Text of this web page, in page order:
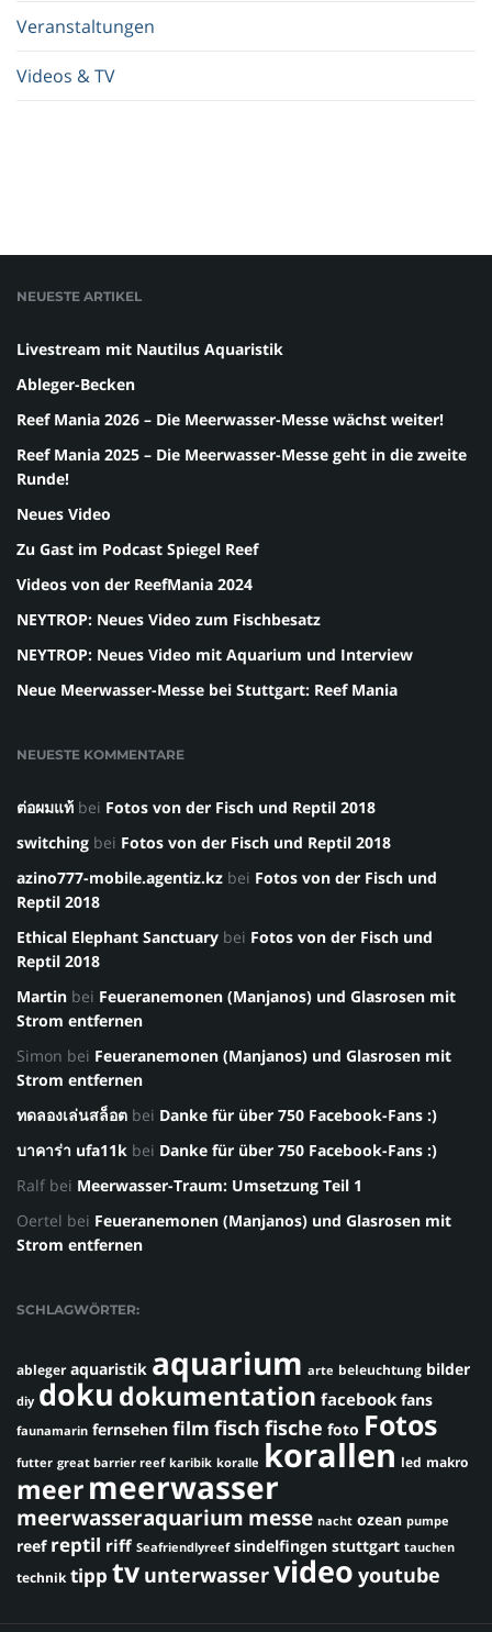
Veranstaltungen
Videos & TV
NEUESTE ARTIKEL
Livestream mit Nautilus Aquaristik
Ableger-Becken
Reef Mania 2026 – Die Meerwasser-Messe wächst weiter!
Reef Mania 2025 – Die Meerwasser-Messe geht in die zweite
Runde!
Neues Video
Zu Gast im Podcast Spiegel Reef
Videos von der ReefMania 2024
NEYTROP: Neues Video zum Fischbesatz
NEYTROP: Neues Video mit Aquarium und Interview
Neue Meerwasser-Messe bei Stuttgart: Reef Mania
NEUESTE KOMMENTARE
ต่อผมแท้ bei Fotos von der Fisch und Reptil 2018
switching bei Fotos von der Fisch und Reptil 2018
azino777-mobile.agentiz.kz bei Fotos von der Fisch und
Reptil 2018
Ethical Elephant Sanctuary bei Fotos von der Fisch und
Reptil 2018
Martin bei Feueranemonen (Manjanos) und Glasrosen mit
Strom entfernen
Simon bei Feueranemonen (Manjanos) und Glasrosen mit
Strom entfernen
ทดลองเล่นสล็อต bei Danke für über 750 Facebook-Fans :)
บาคาร่า ufa11k bei Danke für über 750 Facebook-Fans :)
Ralf bei Meerwasser-Traum: Umsetzung Teil 1
Oertel bei Feueranemonen (Manjanos) und Glasrosen mit
Strom entfernen
SCHLAGWÖRTER:
ableger aquaristik aquarium arte beleuchtung bilder
diy doku dokumentation facebook fans
faunamarin fernsehen film fisch fische foto Fotos
futter great barrier reef karibik koralle korallen led makro
meermeerwasser
meerwasseraquarium messe nacht ozean pumpe
reef reptil riff Seafriendlyreef sindelfingen stuttgart tauchen
technik tipp tv unterwasservideo youtube